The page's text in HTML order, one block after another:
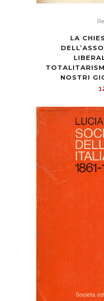
LA
NOSTRI